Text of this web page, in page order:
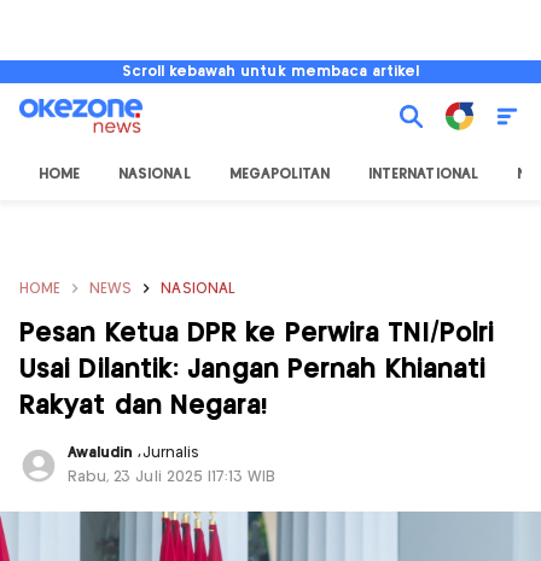
Scroll kebawah untuk membaca artikel
HOME NASIONAL MEGAPOLITAN INTERNATIONAL
HOME NEWS NASIONAL
Pesan Ketua DPR ke Perwira TNI/Polri
Usai Dilantik: Jangan Pernah Khianati
Rakyat dan Negara!
Awaludin,Jurnalis
Rabu, 23 Juli 2025 |17:13 WIB